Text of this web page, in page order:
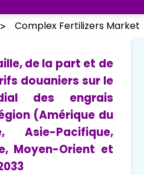
Complex Fertilizers Market
de la part et de
douaniers sur le
des engrais
(Amérique du
Asie-Pacifique,
Moyen-Orient et